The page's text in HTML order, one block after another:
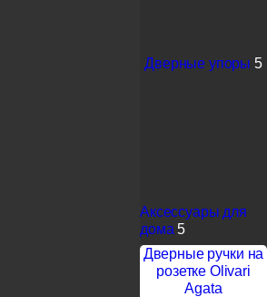
Дверные упоры 5
Аксессуары для
дома 5
Дверные ручки на
розетке Olivari
Agata